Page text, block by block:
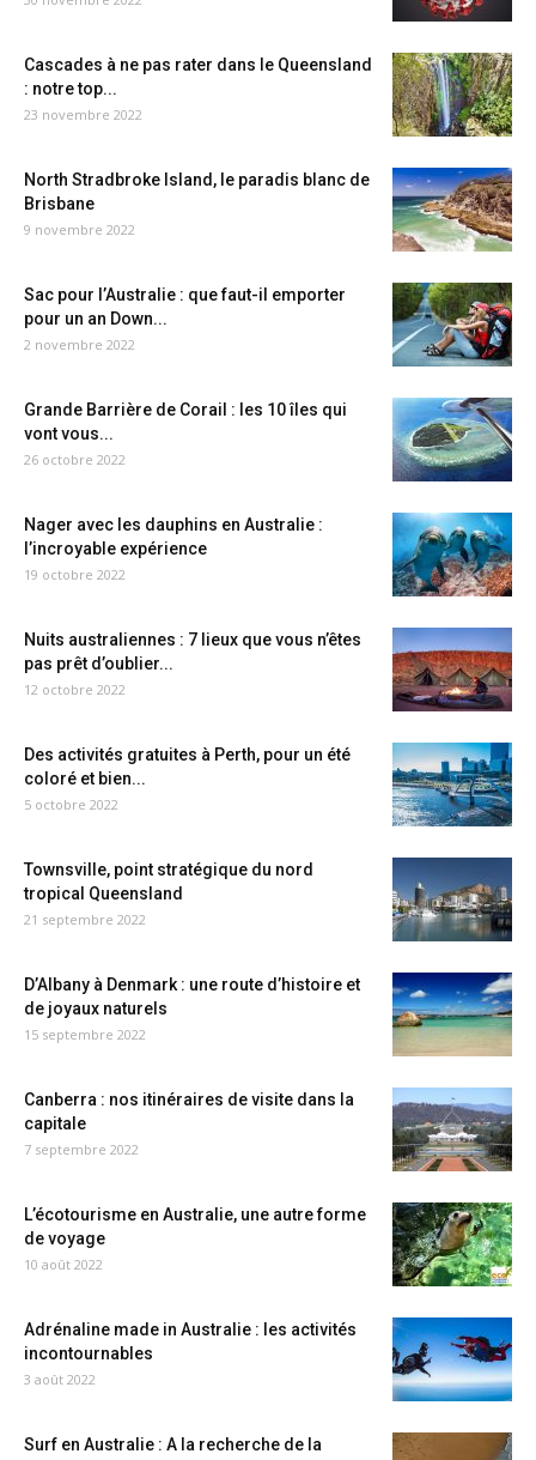
Cascades à ne pas rater dans le Queensland
: notre top...
23 novembre 2022
North Stradbroke Island, le paradis blanc de
Brisbane
9 novembre 2022
Sac pour l’Australie : que faut-il emporter
pour un an Down...
2 novembre 2022
Grande Barrière de Corail : les 10 îles qui
vont vous...
26 octobre 2022
Nager avec les dauphins en Australie :
l’incroyable expérience
19 octobre 2022
Nuits australiennes : 7 lieux que vous n’êtes
pas prêt d’oublier...
12 octobre 2022
Des activités gratuites à Perth, pour un été
coloré et bien...
5 octobre 2022
Townsville, point stratégique du nord
tropical Queensland
21 septembre 2022
D’Albany à Denmark : une route d’histoire et
de joyaux naturels
15 septembre 2022
Canberra : nos itinéraires de visite dans la
capitale
7 septembre 2022
L’écotourisme en Australie, une autre forme
de voyage
10 août 2022
Adrénaline made in Australie : les activités
incontournables
3 août 2022
Surf en Australie : A la recherche de la